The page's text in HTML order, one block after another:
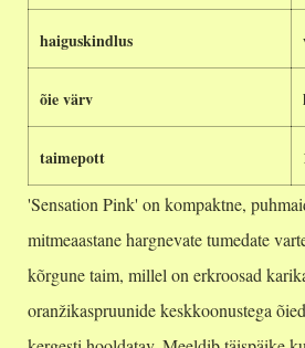
haiguskindlus
õie värv
taimepott
'Sensation Pink' on kompaktne,
mitmeaastane hargnevate tumedate
kõrgune taim, millel on erkroosad
oranžikaspruunide keskkoonustega